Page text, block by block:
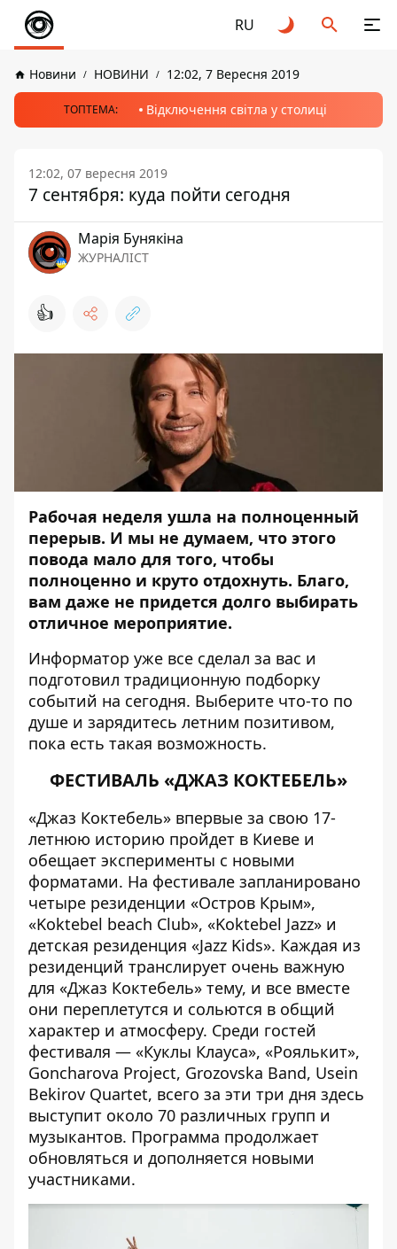
RU
Новини НОВИНИ 12:02, 7 Вересня 2019
ТОПТЕМА: Відключення світла у столиці
12:02, 07 вересня 2019
7 сентября: куда пойти сегодня
Марія Бунякіна
ЖУРНАЛІСТ
👍
Рабочая неделя ушла на полноценный
перерыв. И мы не думаем, что этого
повода мало для того, чтобы
полноценно и круто отдохнуть. Благо,
вам даже не придется долго выбирать
отличное мероприятие.
Информатор уже все сделал за вас и
подготовил традиционную подборку
событий на сегодня. Выберите что-то по
душе и зарядитесь летним позитивом,
пока есть такая возможность.
ФЕСТИВАЛЬ «ДЖАЗ КОКТЕБЕЛЬ»
«Джаз Коктебель» впервые за свою 17-
летнюю историю пройдет в Киеве и
обещает эксперименты с новыми
форматами. На фестивале запланировано
четыре резиденции «Остров Крым»,
«Koktebel beach Club», «Koktebel Jazz» и
детская резиденция «Jazz Kids». Каждая из
резиденций транслирует очень важную
для «Джаз Коктебель» тему, и все вместе
они переплетутся и сольются в общий
характер и атмосферу. Среди гостей
фестиваля — «Куклы Клауса», «Роялькит»,
Goncharova Project, Grozovska Band, Usein
Bekirov Quartet, всего за эти три дня здесь
выступит около 70 различных групп и
музыкантов. Программа продолжает
обновляться и дополняется новыми
участниками.